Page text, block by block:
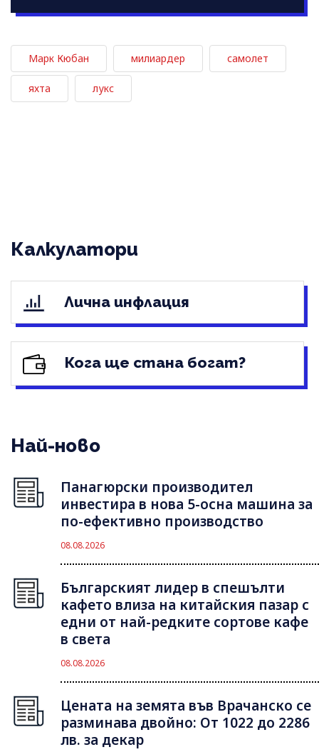
Марк Кюбан милиардер самолет
яхта лукс
Калкулатори
Лична инфлация
Кога ще стана богат?
Най-ново
Панагюрски производител
инвестира в нова 5-осна машина за
по-ефективно производство
08.08.2026
Българският лидер в спешълти
кафето влиза на китайския пазар с
едни от най-редките сортове кафе
в света
08.08.2026
Цената на земята във Врачанско се
разминава двойно: От 1022 до 2286
лв. за декар